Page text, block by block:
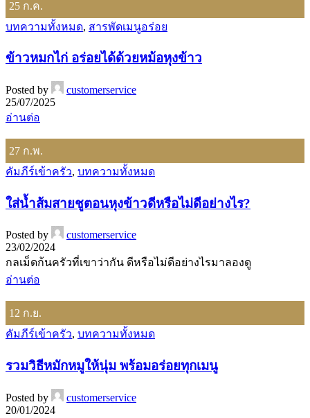
25 ก.ค.
บทความทั้งหมด, สารพัดเมนูอร่อย
ข้าวหมกไก่ อร่อยได้ด้วยหม้อหุงข้าว
Posted by
customerservice
25/07/2025
อ่านต่อ
27 ก.พ.
คัมภีร์เข้าครัว, บทความทั้งหมด
ใส่น้ำส้มสายชูตอนหุงข้าวดีหรือไม่ดีอย่างไร?
Posted by
customerservice
23/02/2024
กลเม็ดก้นครัวที่เขาว่ากัน ดีหรือไม่ดีอย่างไรมาลองดู
อ่านต่อ
12 ก.ย.
คัมภีร์เข้าครัว, บทความทั้งหมด
รวมวิธีหมักหมูให้นุ่ม พร้อมอร่อยทุกเมนู
Posted by
customerservice
20/01/2024